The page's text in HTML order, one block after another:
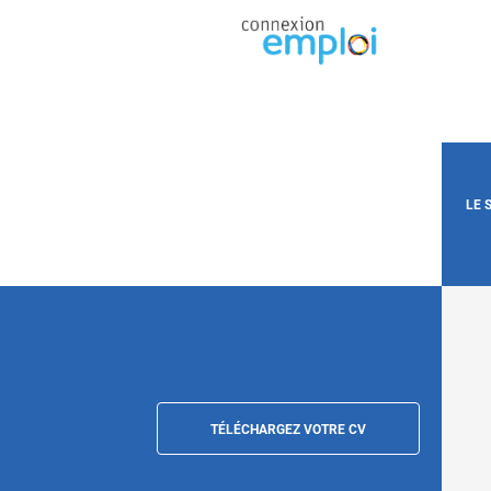
LE
TÉLÉCHARGEZ VOTRE CV